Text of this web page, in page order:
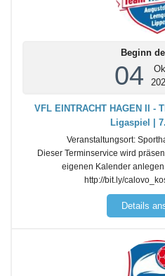
Beginn
04
VFL EINTRACHT HAGEN II -
Ligaspiel |
Veranstaltungsort:
Dieser Terminservice wird
eigenen Kalender
http://bit.ly/
Details